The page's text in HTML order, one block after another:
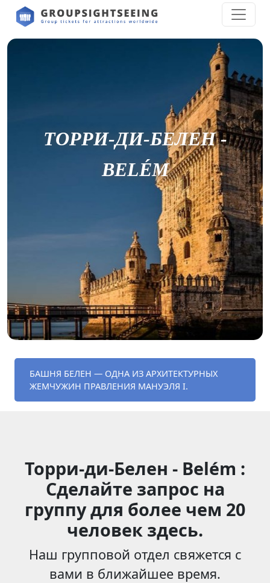
ТОРРИ-ДИ-БЕЛЕН -
BELÉM
БАШНЯ БЕЛЕН — ОДНА ИЗ АРХИТЕКТУРНЫХ
ЖЕМЧУЖИН ПРАВЛЕНИЯ МАНУЭЛЯ I.
Торри-ди-Белен - Belém :
Сделайте запрос на
группу для более чем 20
человек здесь.
Наш групповой отдел свяжется с
вами в ближайшее время.